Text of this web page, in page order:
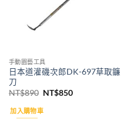
手動園藝工具
日本道灌磯次郎DK-697草取鐮
刀
NT$890 原
價
格：
NT$850目
加入購物車